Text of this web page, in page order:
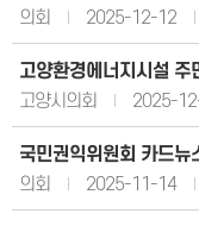
의회
2025-12-12
고양환경에너지시설 주
고양시의회
2025-
국민권익위원회 카드
의회
2025-11-14